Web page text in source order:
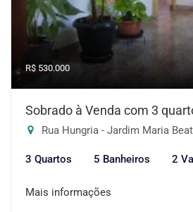
R$ 530.000
Sobrado à Venda com 3
Rua Hungria - Jardim Maria
3 Quartos 5 Banheiros 2
Mais informações